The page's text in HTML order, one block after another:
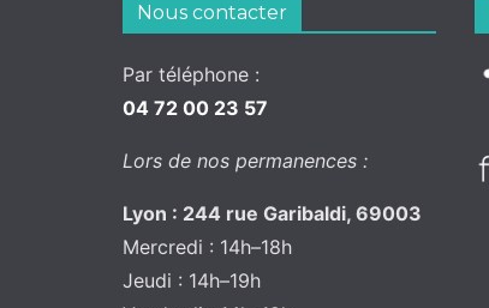
Nous contacter
Par téléphone :
04 72 00 23 57
Lors de nos permanences :
Lyon : 244 rue Garibaldi, 69003
Mercredi : 14h–18h
Jeudi : 14h–19h